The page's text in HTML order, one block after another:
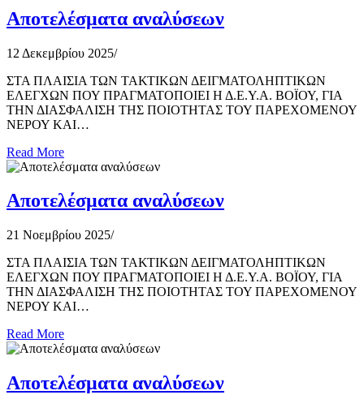
Αποτελέσματα αναλύσεων
12 Δεκεμβρίου 2025/
ΣΤΑ ΠΛΑΙΣΙΑ ΤΩΝ ΤΑΚΤΙΚΩΝ ΔΕΙΓΜΑΤΟΛΗΠΤΙΚΩΝ
ΕΛΕΓΧΩΝ ΠΟΥ ΠΡΑΓΜΑΤΟΠΟΙΕΙ Η Δ.Ε.Υ.Α. ΒΟΪΟΥ, ΓΙΑ
ΤΗΝ ΔΙΑΣΦΑΛΙΣΗ ΤΗΣ ΠΟΙΟΤΗΤΑΣ ΤΟΥ ΠΑΡΕΧΟΜΕΝΟΥ
ΝΕΡΟΥ ΚΑΙ…
Read More
Αποτελέσματα αναλύσεων
21 Νοεμβρίου 2025/
ΣΤΑ ΠΛΑΙΣΙΑ ΤΩΝ ΤΑΚΤΙΚΩΝ ΔΕΙΓΜΑΤΟΛΗΠΤΙΚΩΝ
ΕΛΕΓΧΩΝ ΠΟΥ ΠΡΑΓΜΑΤΟΠΟΙΕΙ Η Δ.Ε.Υ.Α. ΒΟΪΟΥ, ΓΙΑ
ΤΗΝ ΔΙΑΣΦΑΛΙΣΗ ΤΗΣ ΠΟΙΟΤΗΤΑΣ ΤΟΥ ΠΑΡΕΧΟΜΕΝΟΥ
ΝΕΡΟΥ ΚΑΙ…
Read More
Αποτελέσματα αναλύσεων